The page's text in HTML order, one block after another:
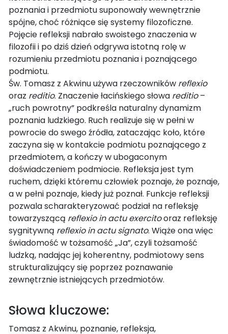
poznania i przedmiotu suponowały wewnętrznie
spójne, choć różniące się systemy filozoficzne.
Pojęcie refleksji nabrało swoistego znaczenia w
filozofii i po dziś dzień odgrywa istotną rolę w
rozumieniu przedmiotu poznania i poznającego
podmiotu.
Św. Tomasz z Akwinu używa rzeczowników reflexio
oraz reditio. Znaczenie łacińskiego słowa reditio–
„ruch powrotny” podkreśla naturalny dynamizm
poznania ludzkiego. Ruch realizuje się w pełni w
powrocie do swego źródła, zataczając koło, które
zaczyna się w kontakcie podmiotu poznającego z
przedmiotem, a kończy w ubogaconym
doświadczeniem podmiocie. Refleksja jest tym
ruchem, dzięki któremu człowiek poznaje, że poznaje,
a w pełni poznaje, kiedy już poznał. Funkcje refleksji
pozwala scharakteryzować podział na refleksję
towarzyszącą reflexio in actu exercitooraz refleksję
sygnitywną reflexio in actu signato. Wiąże ona więc
świadomość w tożsamość „Ja”, czyli tożsamość
ludzką, nadając jej koherentny, podmiotowy sens
strukturalizujący się poprzez poznawanie
zewnętrznie istniejących przedmiotów.
Słowa kluczowe:
Tomasz z Akwinu, poznanie, refleksja,